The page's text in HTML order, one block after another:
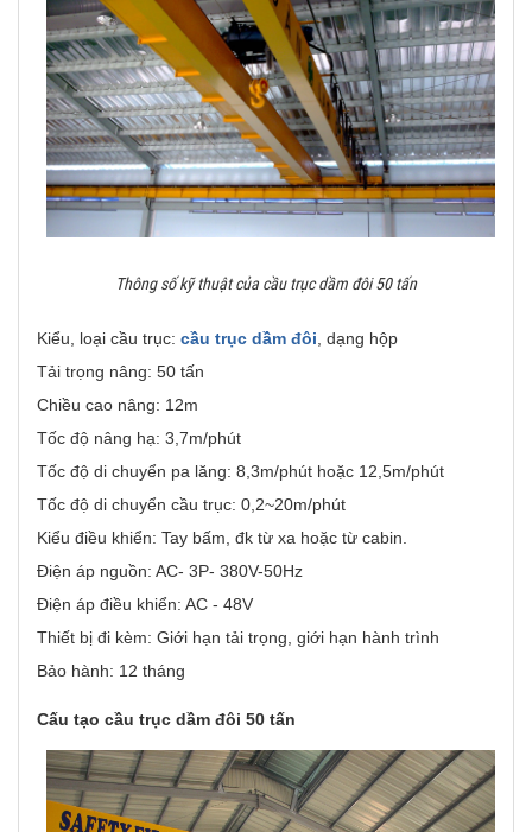
Thông số kỹ thuật của cầu trục dầm đôi 50 tấn
Kiểu, loại cầu trục: cầu trục dầm đôi, dạng hộp
Tải trọng nâng: 50 tấn
Chiều cao nâng: 12m
Tốc độ nâng hạ: 3,7m/phút
Tốc độ di chuyển pa lăng: 8,3m/phút hoặc 12,5m/phút
Tốc độ di chuyển cầu trục: 0,2~20m/phút
Kiểu điều khiển: Tay bấm, đk từ xa hoặc từ cabin.
Điện áp nguồn: AC- 3P- 380V-50Hz
Điện áp điều khiển: AC - 48V
Thiết bị đi kèm: Giới hạn tải trọng, giới hạn hành trình
Bảo hành: 12 tháng
Cấu tạo cầu trục dầm đôi 50 tấn